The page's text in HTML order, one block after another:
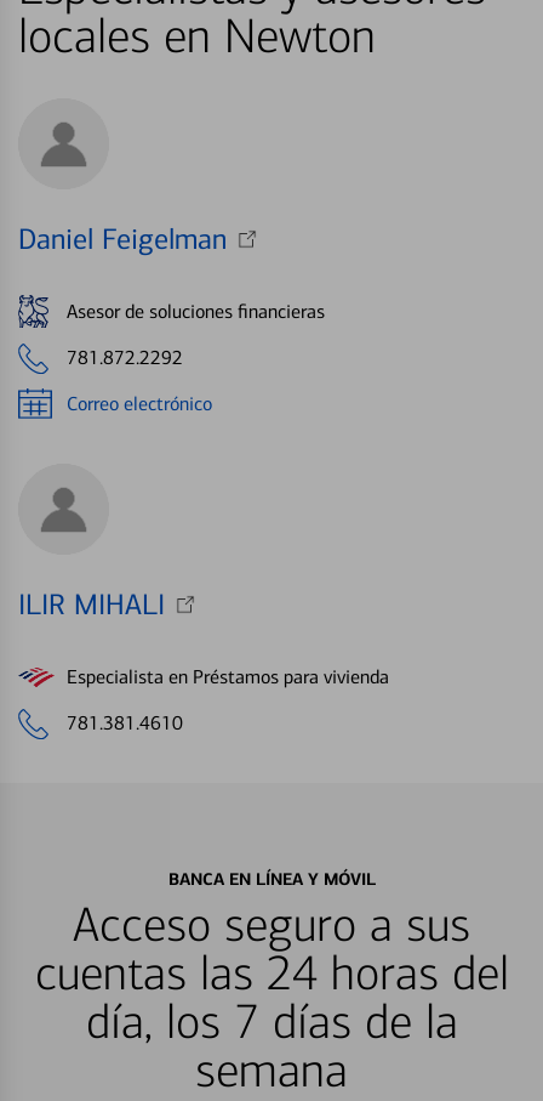
locales en Newton
Daniel Feigelman
Asesor de soluciones financieras
781.872.2292
Correo electrónico
ILIR MIHALI
Especialista en Préstamos para vivienda
781.381.4610
BANCA EN LÍNEA Y MÓVIL
Acceso seguro a sus
cuentas las 24 horas del
día, los 7 días de la
semana